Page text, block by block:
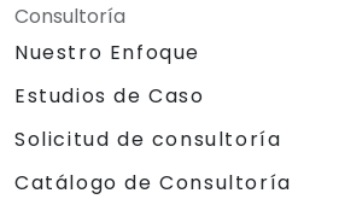
Consultoría
Nuestro Enfoque
Estudios de Caso
Solicitud de consultoría
Catálogo de Consultoría